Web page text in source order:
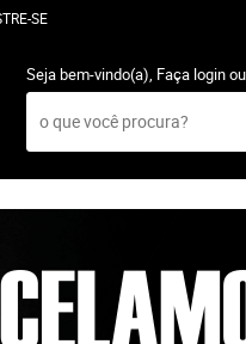
SE
Seja bem-vindo(a), Faça loginou